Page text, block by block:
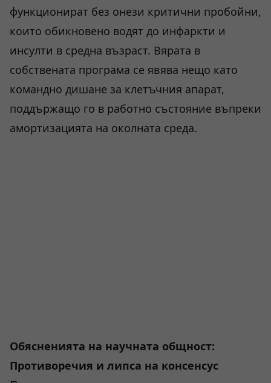
функционират без онези критични пробойни,
които обикновено водят до инфаркти и
инсулти в средна възраст. Вярата в
собствената програма се явява нещо като
командно дишане за клетъчния апарат,
поддържащо го в работно състояние въпреки
амортизацията на околната среда.
Обясненията на научната общност:
Противоречия и липса на консенсус